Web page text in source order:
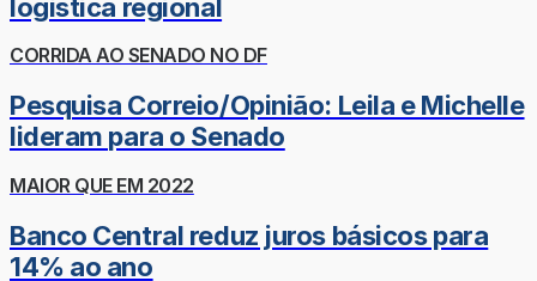
logística regional
CORRIDA AO SENADO NO DF
Pesquisa Correio/Opinião: Leila e Michelle
lideram para o Senado
MAIOR QUE EM 2022
Banco Central reduz juros básicos para
14% ao ano